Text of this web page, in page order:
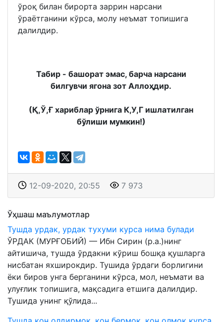
ўроқ билан бирорта заррин нарсани
ўраётганини кўрса, молу неъмат топишига
далилдир.
Табир - башорат эмас, барча нарсани
билгувчи ягона зот Аллоҳдир.
(Қ,Ў,Ғ хариблар ўрнига К,У,Г ишлатилган
бўлиши мумкин!)
12-09-2020, 20:55 7 973
Ўҳшаш маълумотлар
Тушда урдак, урдак тухуми курса нима булади
ЎРДАК (МУРҒОБИЙ) — Ибн Сирин (р.а.)нинг
айтишича, тушда ўрдакни кўриш бошқа қушларга
нисбатан яхширокдир. Тушида ўрдаги борлигини
ёки биров унга берганини кўрса, мол, неъмати ва
улуғлик топишига, мақсадига етшига далилдир.
Тушида унинг қўлида...